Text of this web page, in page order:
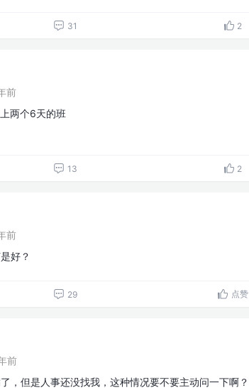
31 2
前
两个6天的班
13 2
前
好？
29 点赞
前
，但是人事还没找我，这种情况要不要主动问一下啊？